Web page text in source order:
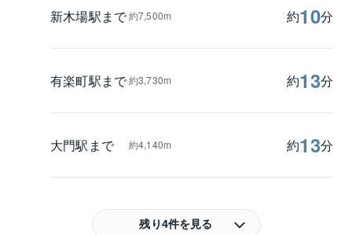
新木場駅まで約7,500m 約10分
有楽町駅まで約3,730m 約13分
大門駅まで 約4,140m 約13分
残り4件を見る